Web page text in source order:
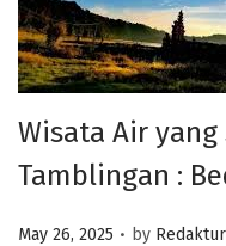
Wisata Air yang
Tamblingan :
Posted on
May 26, 2025 . by